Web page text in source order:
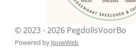
© 2023 - 2026 PegdollsVoorBo
Powered by JouwWeb